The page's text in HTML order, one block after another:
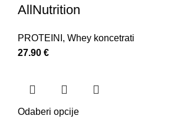
AllNutrition
PROTEINI , Whey koncetrati
27.90 €
Odaberi opcije